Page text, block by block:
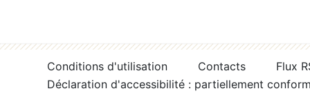
Conditions d'utilisation Contacts
Flux
Déclaration d'accessibilité : partiellement